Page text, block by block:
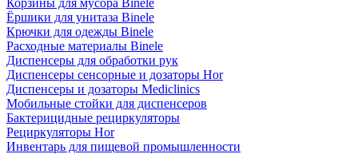
Корзины для мусора Binele
Ёршики для унитаза Binele
Крючки для одежды Binele
Расходные материалы Binele
Диспенсеры для обработки рук
Диспенсеры сенсорные и дозаторы Hor
Диспенсеры и дозаторы Mediclinics
Мобильные стойки для диспенсеров
Бактерицидные рециркуляторы
Рециркуляторы Hor
Инвентарь для пищевой промышленности